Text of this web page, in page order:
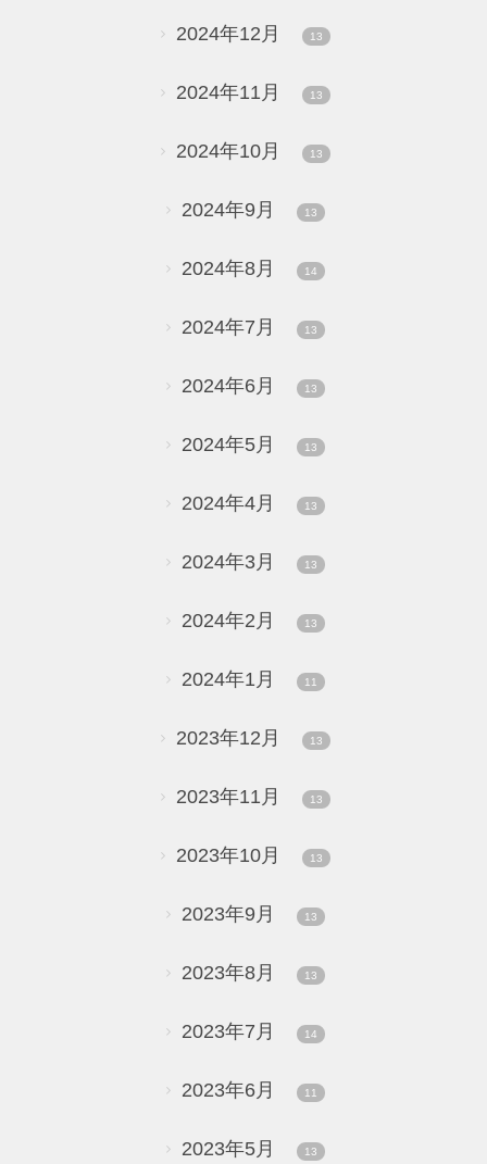
2024年12月 13
2024年11月 13
2024年10月 13
2024年9月 13
2024年8月 14
2024年7月 13
2024年6月 13
2024年5月 13
2024年4月 13
2024年3月 13
2024年2月 13
2024年1月 11
2023年12月 13
2023年11月 13
2023年10月 13
2023年9月 13
2023年8月 13
2023年7月 14
2023年6月 11
2023年5月 13